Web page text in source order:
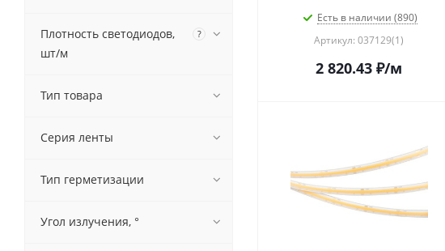
Есть в наличии (890)
Артикул: 037129(1)
2 820.43 ₽/м
Плотность светодиодов,
шт/м
?
Тип товара
Серия ленты
Тип герметизации
Угол излучения, °